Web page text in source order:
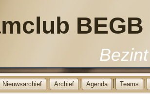
BEGB
Nieuwsarchief Archief Agenda Teams